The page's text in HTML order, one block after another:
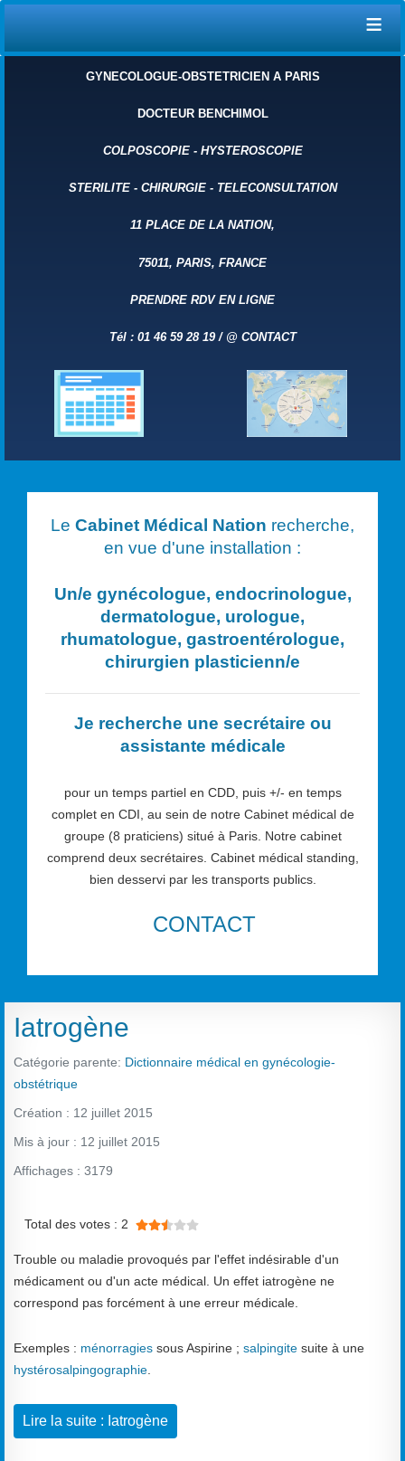
≡
GYNECOLOGUE-OBSTETRICIEN A PARIS
DOCTEUR BENCHIMOL
COLPOSCOPIE- HYSTEROSCOPIE
STERILITE- CHIRURGIE- TELECONSULTATION
11 PLACE DE LA NATION,
75011, PARIS, FRANCE
PRENDRE RDV EN LIGNE
Tél : 01 46 59 28 19 / @ CONTACT
Le Cabinet Médical Nation recherche,
en vue d'une installation :
Un/e gynécologue, endocrinologue,
dermatologue, urologue,
rhumatologue, gastroentérologue,
chirurgien plasticienn/e
Je recherche une secrétaire ou
assistante médicale
pour un temps partiel en CDD, puis +/- en temps
complet en CDI, au sein de notre Cabinet médical de
groupe (8 praticiens) situé à Paris. Notre cabinet
comprend deux secrétaires. Cabinet médical standing,
bien desservi par les transports publics.
CONTACT
Iatrogène
Catégorie parente: Dictionnaire médical en gynécologie-
obstétrique
Création : 12 juillet 2015
Mis à jour : 12 juillet 2015
Affichages : 3179
Total des votes : 2
Trouble ou maladie provoqués par l'effet indésirable d'un
médicament ou d'un acte médical. Un effet iatrogène ne
correspond pas forcément à une erreur médicale.
Exemples : ménorragies sous Aspirine ; salpingite suite à une
hystérosalpingographie
Lire la suite : Iatrogène